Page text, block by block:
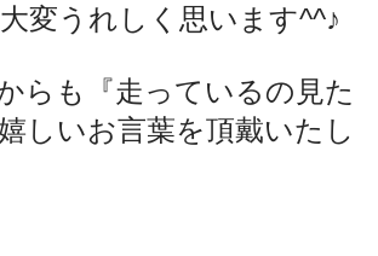
変うれしく思います^^♪
らも『走っているの見た
しいお言葉を頂戴いたし